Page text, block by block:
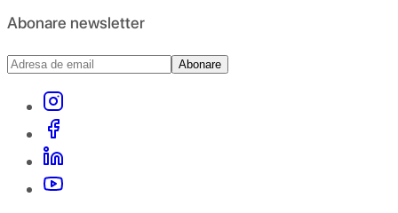
Abonare newsletter
Abonare